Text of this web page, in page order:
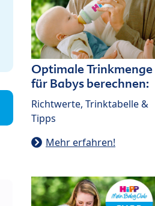
Optimale Trinkmenge
für Babys berechnen:
Richtwerte, Trinktabelle &
Tipps
Mehr erfahren!